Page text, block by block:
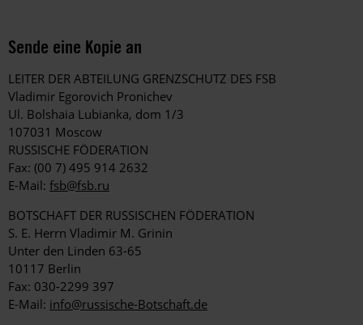
Sende eine Kopie an
LEITER DER ABTEILUNG GRENZSCHUTZ DES FSB
Vladimir Egorovich Pronichev
Ul. Bolshaia Lubianka, dom 1/3
107031 Moscow
RUSSISCHE FÖDERATION
Fax: (00 7) 495 914 2632
E-Mail: fsb@fsb.ru
BOTSCHAFT DER RUSSISCHEN FÖDERATION
S. E. Herrn Vladimir M. Grinin
Unter den Linden 63-65
10117 Berlin
Fax: 030-2299 397
E-Mail: info@russische-Botschaft.de